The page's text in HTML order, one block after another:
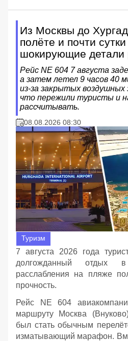
Из Москвы до
полёте и почти
шокирующие детали
Рейс NE 604 7 августа
а затем летел 9 часов 40
из‑за закрытых воздушных
что пережили туристы и
рассчитывать.
08.08.2026 08:30
Туризм
7 августа 2026 года
долгожданный отдых
расслабления на пляже
прочность.
Рейс NE 604
маршруту Москва
был стать обычным
изматывающий марафон.